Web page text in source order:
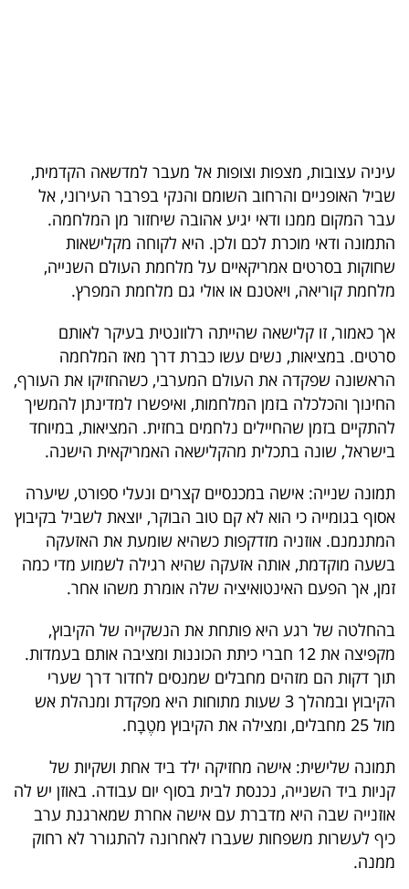
המילון
הכלכלי
פודקאסט
UNDER
40
שיתופי
דרושים
ניוזלטרים
מייל
אדום
פרסמו
באייס
עקבו
אחרינו:
עיניה עצובות, מצפות וצופות אל מעבר למדשאה הקדמית,
שביל האופניים והרחוב השומם והנקי בפרבר העירוני, אל
עבר המקום ממנו ודאי יגיע אהובה שיחזור מן המלחמה.
התמונה ודאי מוכרת לכם ולכן. היא לקוחה מקלישאות
שחוקות בסרטים אמריקאיים על מלחמת העולם השנייה,
מלחמת קוריאה, ויאטנם או אולי גם מלחמת המפרץ.
אך כאמור, זו קלישאה שהייתה רלוונטית בעיקר לאותם
סרטים. במציאות, נשים עשו כברת דרך מאז המלחמה
הראשונה שפקדה את העולם המערבי, כשהחזיקו את העורף,
החינוך והכלכלה בזמן המלחמות, ואיפשרו למדינתן להמשיך
להתקיים בזמן שהחיילים נלחמים בחזית. המציאות, במיוחד
בישראל, שונה בתכלית מהקלישאה האמריקאית הישנה.
תמונה שנייה: אישה במכנסיים קצרים ונעלי ספורט, שיערה
אסוף בגומייה כי הוא לא קם טוב הבוקר, יוצאת לשביל בקיבוץ
המתנמנם. אוזניה מזדקפות כשהיא שומעת את האזעקה
בשעה מוקדמת, אותה אזעקה שהיא רגילה לשמוע מדי כמה
זמן, אך הפעם האינטואיציה שלה אומרת משהו אחר.
בהחלטה של רגע היא פותחת את הנשקייה של הקיבוץ,
מקפיצה את 12 חברי כיתת הכוננות ומציבה אותם בעמדות.
תוך דקות הם מזהים מחבלים שמנסים לחדור דרך שערי
הקיבוץ ובמהלך 3 שעות מתוחות היא מפקדת ומנהלת אש
מול 25 מחבלים, ומצילה את הקיבוץ מטֶבָח.
תמונה שלישית: אישה מחזיקה ילד ביד אחת ושקיות של
קניות ביד השנייה, נכנסת לבית בסוף יום עבודה. באוזן יש לה
אוזנייה שבה היא מדברת עם אישה אחרת שמארגנת ערב
כיף לעשרות משפחות שעברו לאחרונה להתגורר לא רחוק
ממנה.